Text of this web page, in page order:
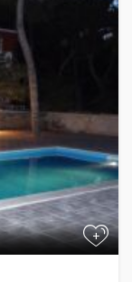
+